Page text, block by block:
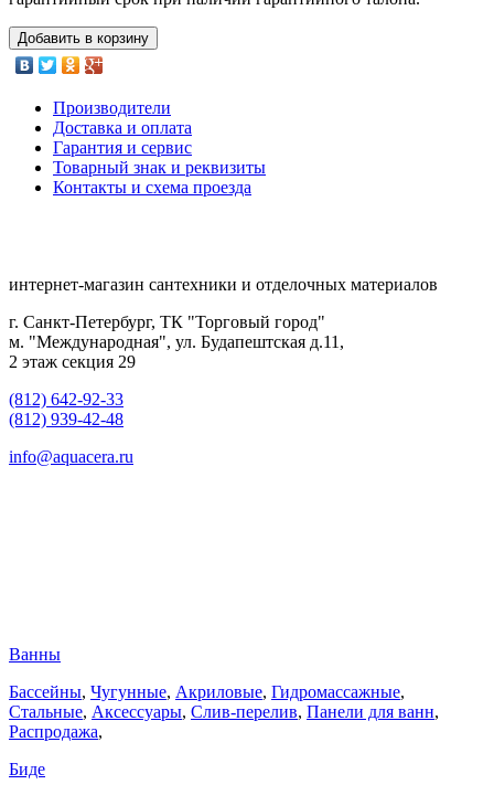
Добавить в корзину
Производители
Доставка и оплата
Гарантия и сервис
Товарный знак и реквизиты
Контакты и схема проезда
интернет-магазин сантехники и отделочных материалов
г. Санкт-Петербург, ТК "Торговый город"
м. "Международная", ул. Будапештская д.11,
2 этаж секция 29
(812) 642-92-33
(812) 939-42-48
info@aquacera.ru
Ванны
Бассейны, Чугунные, Акриловые, Гидромассажные,
Стальные, Аксессуары, Слив-перелив, Панели для ванн,
Распродажа,
Биде